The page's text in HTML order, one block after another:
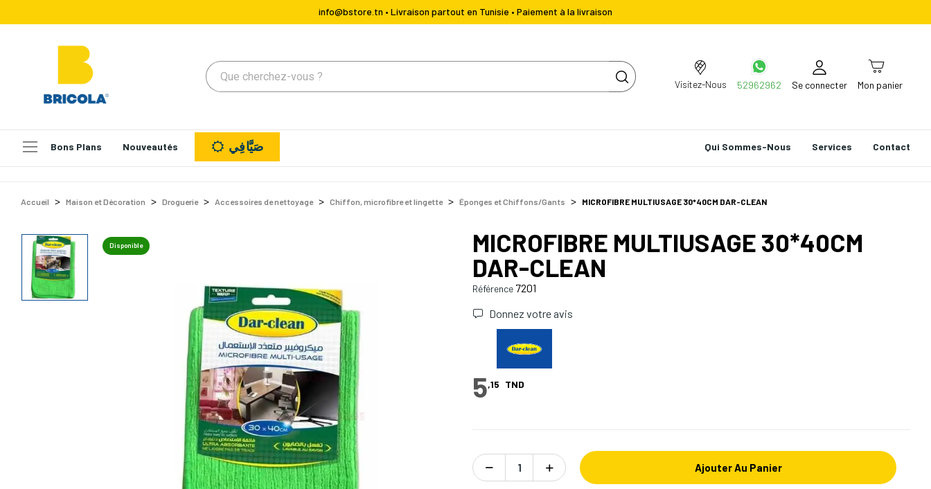
info@bstore.tn • Livraison partout en Tunisie • Paiement à la livraison
Visitez-Nous 52962962 Se connecter Mon panier
Bons Plans Nouveautés Qui Sommes-Nous Services Contact صَيَّافِي
Accueil Maison et Décoration Droguerie Accessoires de nettoyage Chiffon, microfibre et lingette Éponges et Chiffons/Gants MICROFIBRE MULTIUSAGE 30*40CM DAR-CLEAN
Disponible
MICROFIBRE MULTIUSAGE 30*40CM
DAR-CLEAN
Référence 7201
Donnez votre avis
5,15 TND
Ajouter Au Panier